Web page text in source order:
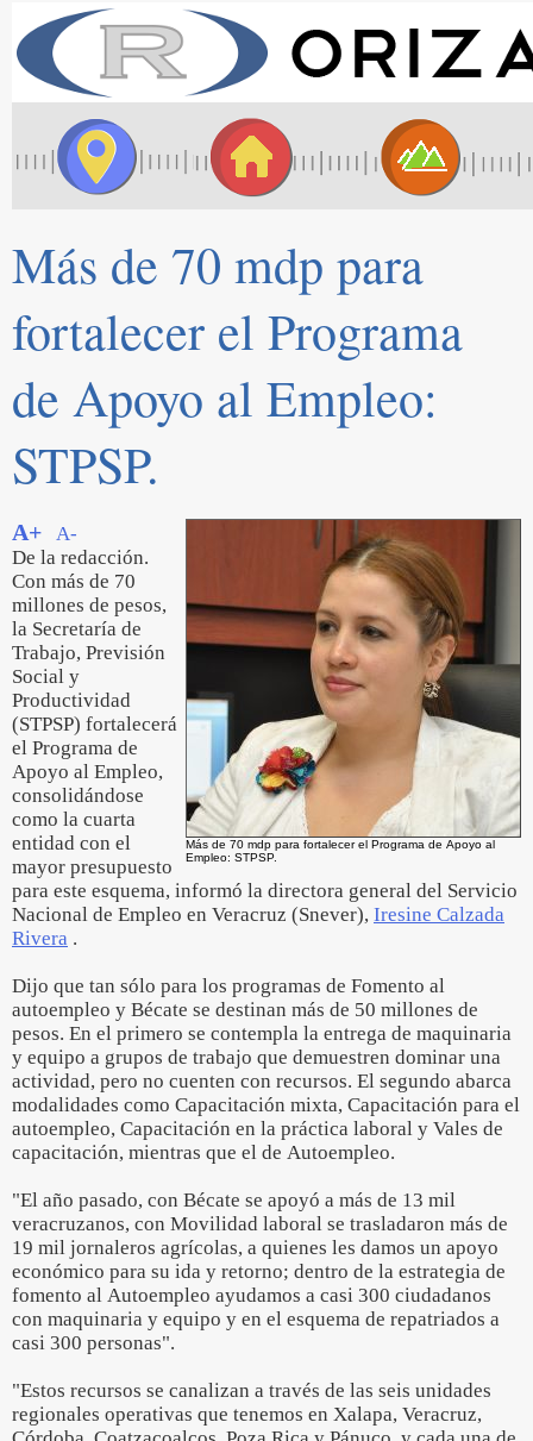
Más de 70 mdp para
fortalecer el Programa
de Apoyo al Empleo:
STPSP.
Más de 70 mdp para fortalecer el Programa de Apoyo al
Empleo: STPSP.
A+
A-
De la redacción.
Con más de 70
millones de pesos,
la Secretaría de
Trabajo, Previsión
Social y
Productividad
(STPSP) fortalecerá
el Programa de
Apoyo al Empleo,
consolidándose
como la cuarta
entidad con el
mayor presupuesto
para este esquema, informó la directora general del Servicio
Nacional de Empleo en Veracruz (Snever), Iresine Calzada
Rivera .
Dijo que tan sólo para los programas de Fomento al
autoempleo y Bécate se destinan más de 50 millones de
pesos. En el primero se contempla la entrega de maquinaria
y equipo a grupos de trabajo que demuestren dominar una
actividad, pero no cuenten con recursos. El segundo abarca
modalidades como Capacitación mixta, Capacitación para el
autoempleo, Capacitación en la práctica laboral y Vales de
capacitación, mientras que el de Autoempleo.
"El año pasado, con Bécate se apoyó a más de 13 mil
veracruzanos, con Movilidad laboral se trasladaron más de
19 mil jornaleros agrícolas, a quienes les damos un apoyo
económico para su ida y retorno; dentro de la estrategia de
fomento al Autoempleo ayudamos a casi 300 ciudadanos
con maquinaria y equipo y en el esquema de repatriados a
casi 300 personas".
"Estos recursos se canalizan a través de las seis unidades
regionales operativas que tenemos en Xalapa, Veracruz,